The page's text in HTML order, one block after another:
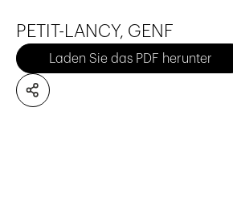
PETIT-LANCY, GENF
Laden Sie das PDF herunter